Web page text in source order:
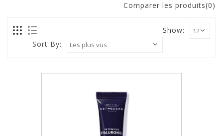
Comparer les produits(0)
Show:
Sort By: